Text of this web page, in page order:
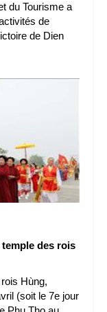
du Tourisme a
de
de Dien
des rois
Hùng,
(soit le 7e jour